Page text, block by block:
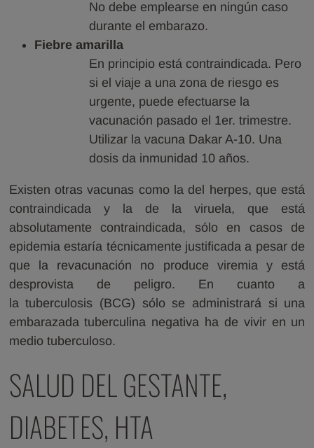
No debe emplearse en ningún caso
durante el embarazo.
Fiebre amarilla
En principio está contraindicada. Pero
si el viaje a una zona de riesgo es
urgente, puede efectuarse la
vacunación pasado el 1er. trimestre.
Utilizar la vacuna Dakar A-10. Una
dosis da inmunidad 10 años.
Existen otras vacunas como la del herpes, que está
contraindicada y la de la viruela, que está
absolutamente contraindicada, sólo en casos de
epidemia estaría técnicamente justificada a pesar de
que la revacunación no produce viremia y está
desprovista de peligro. En cuanto a
la tuberculosis (BCG) sólo se administrará si una
embarazada tuberculina negativa ha de vivir en un
medio tuberculoso.
SALUD DEL GESTANTE,
DIABETES, HTA